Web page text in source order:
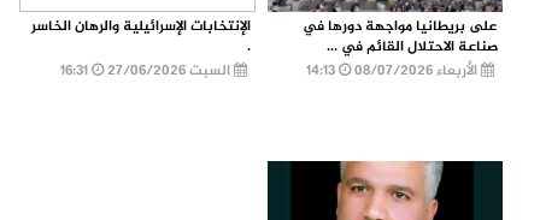
على بريطانيا مواجهة دورها في
صناعة الاحتلال القائم في ...
الأربعاء 08/07/2026
الإنتخابات الإسرائيلية والرهان الخاسر
.
السبت 27/06/2026
16:31